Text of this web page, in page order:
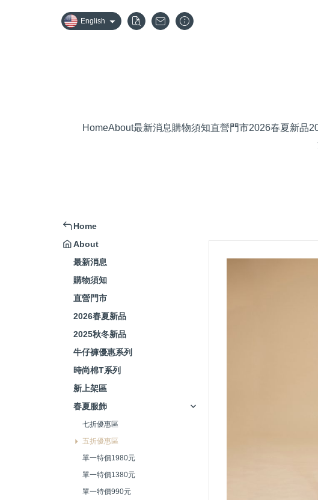
English
HomeAbout最新消息購物須知直營門市2026春夏新品
Home
About
最新消息
購物須知
直營門市
2026春夏新品
2025秋冬新品
牛仔褲優惠系列
時尚棉T系列
新上架區
春夏服飾
七折優惠區
五折優惠區
單一特價1980元
單一特價1380元
單一特價990元